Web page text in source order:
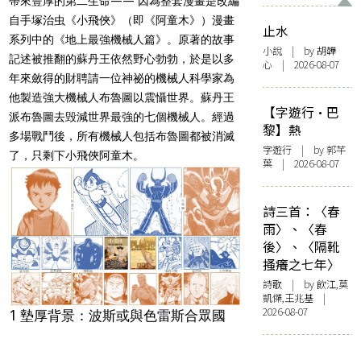
自手塚治虫《小飛俠》（即《阿童木》）漫畫
系列中的《地上最強機械人篇》。原著的故事
記述被推翻的蘇丹王依然野心勃勃，於是以多
年來斂得的財聘請一位神祕的機械人科學家為
他製造強大機械人布魯圖以震懾世界。蘇丹王
派布魯圖去毁減世界最強的七個機械人。經過
多場戰鬥後，所有機械人包括布魯圖都被消滅
了，只剩下小飛俠阿童木。
1 墊厚背景：波斯或與色雷斯合眾國
止水
小說 | by 胡韡
心 | 2026-08-07
【字遊行·巴
黎】熱
字遊行 | by 郭芊
葉 | 2026-08-07
詩三首：〈春
雨〉、〈春
後〉、〈隔靴
搔癢之七年〉
詩歌 | by 飲江,莫
凱傑,王兆基 |
2026-08-07